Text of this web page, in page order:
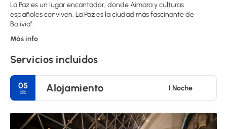
La Paz es un lugar encantador, donde Aimara y culturas
españoles conviven. La Paz es la ciudad más fascinante de
Más info
Servicios incluidos
05
dic Alojamiento 1 Noche